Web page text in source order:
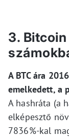
3.
A BTC ára
emelkedett, a
A hashráta (a
elképesztő
7836%-kal